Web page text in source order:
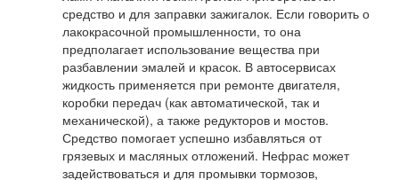
средство и для заправки зажигалок. Если говорить о
лакокрасочной промышленности, то она
предполагает использование вещества при
разбавлении эмалей и красок. В автосервисах
жидкость применяется при ремонте двигателя,
коробки передач (как автоматической, так и
механической), а также редукторов и мостов.
Средство помогает успешно избавляться от
грязевых и масляных отложений. Нефрас может
задействоваться и для промывки тормозов,